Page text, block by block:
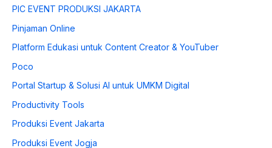
PIC EVENT PRODUKSI JAKARTA
Pinjaman Online
Platform Edukasi untuk Content Creator & YouTuber
Poco
Portal Startup & Solusi AI untuk UMKM Digital
Productivity Tools
Produksi Event Jakarta
Produksi Event Jogja